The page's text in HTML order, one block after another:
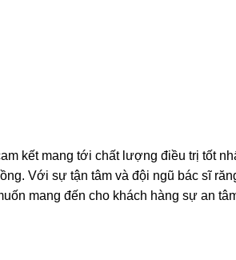
kết mang tới chất lượng điều trị tốt
Với sự tận tâm và đội ngũ bác sĩ
mang đến cho khách hàng sự an